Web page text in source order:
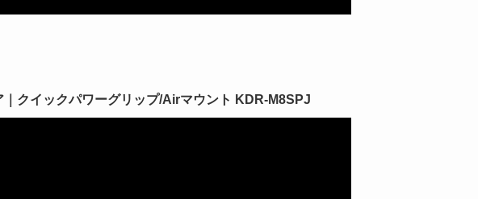
｜クイックパワーグリップ/Airマウント KDR-M8SPJ